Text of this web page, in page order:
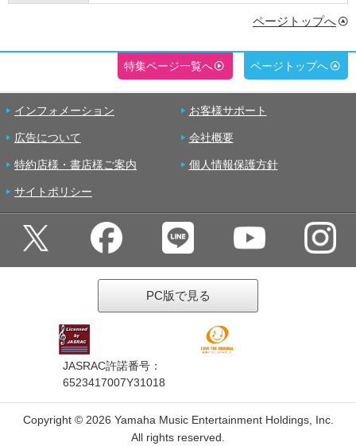
ページトップへ
特集ページ一覧へ ページトップへ
インフォメーション お客様サポート
広告について 会社概要
特約店様・書店様ご案内 個人情報保護方針
サイトポリシー
PC版で見る
JASRAC許諾番号：
6523417007Y31018
Copyright © 2026 Yamaha Music Entertainment Holdings, Inc.
All rights reserved.